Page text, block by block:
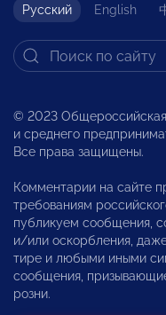
Русский English
© 2023 Общероссийская
и среднего
Все права защищены.
Комментарии на сайте
требованиям
публикуем сообщения,
и/или оскорбления,
тире и любыми иными
сообщения,
розни.